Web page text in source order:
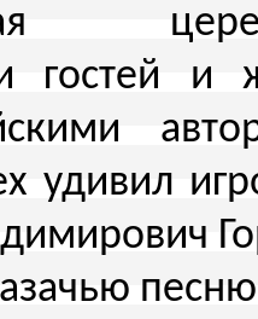
гостей и
удивил